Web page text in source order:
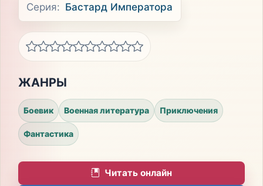
Серия: Бастард Императора
ЖАНРЫ
Боевик Военная литература Приключения
Фантастика
Читать онлайн